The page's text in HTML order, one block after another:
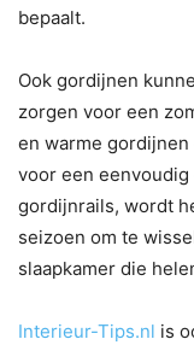
bepaalt.
Ook gordijnen
zorgen voor een
en warme
voor een
gordijnrails, wordt
seizoen om te
slaapkamer die
Interieur-Tips.nl is